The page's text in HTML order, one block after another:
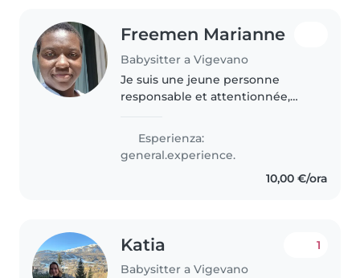
Freemen Marianne
Babysitter a Vigevano
Je suis une jeune personne
responsable et attentionnée,
les bébés. Je parle italien et
j'aime lire des histoires, jouer..
Esperienza:
general.experience.
10,00 €/ora
Katia
Babysitter a Vigevano
1